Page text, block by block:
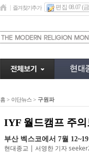
즐겨찾기추가 편집 08.07 (
홈 > 이단뉴스 > 구원파
IYF 월드캠프 주의
부산 벡스코에서 7월
현대종교 | 서영한 기자